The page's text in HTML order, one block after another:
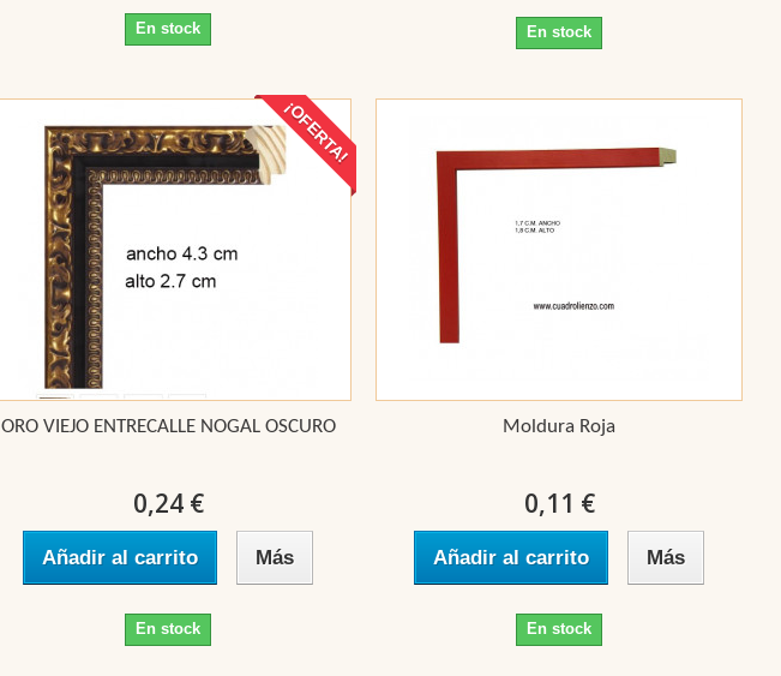
En stock En stock
¡OFERTA!
ORO VIEJO ENTRECALLE NOGAL OSCURO
0,24 €
Añadir al carrito Más
En stock
Moldura Roja
0,11 €
Añadir al carrito Más
En stock